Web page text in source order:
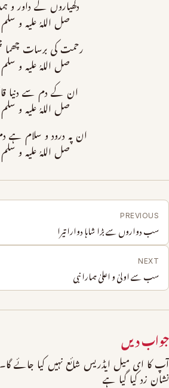
دکھیاروں کے داور و
صل اللہُ علیہ و سلم
رحمت کی برسات چھما
صل اللہُ علیہ و سلم
ان کے دم سے دنیا
صل اللہُ علیہ و سلم
ان پہ درود و سلام ہے
صل اللہُ علیہ و سلم
PREVIOUS
سب دواروں سے بڑا شاہا دوارا تیرا
NEXT
سب سے اولیٰ و اعلیٰ ہمارا نبی
جواب دیں
آپ کا ای میل ایڈریس شائع نہیں کیا جائے گا۔
نشان زد کیا گیا ہے